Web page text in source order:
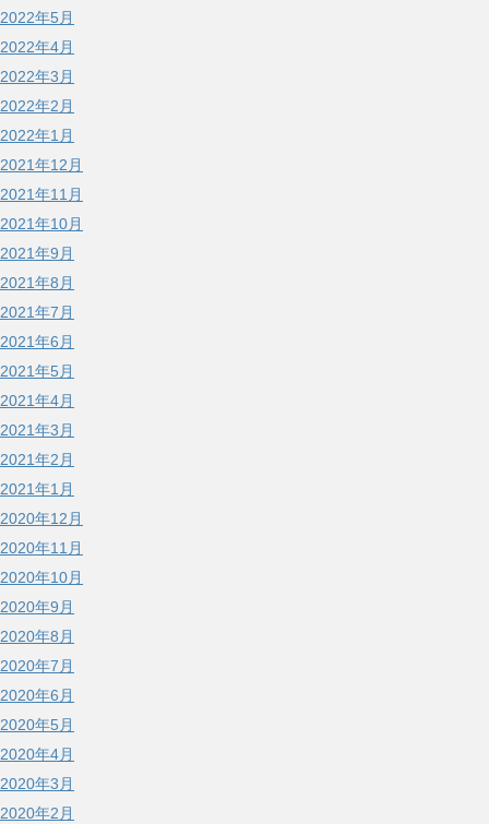
2022年5月
2022年4月
2022年3月
2022年2月
2022年1月
2021年12月
2021年11月
2021年10月
2021年9月
2021年8月
2021年7月
2021年6月
2021年5月
2021年4月
2021年3月
2021年2月
2021年1月
2020年12月
2020年11月
2020年10月
2020年9月
2020年8月
2020年7月
2020年6月
2020年5月
2020年4月
2020年3月
2020年2月